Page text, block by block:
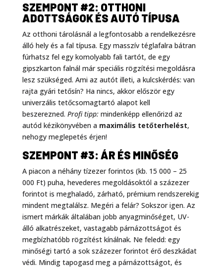
SZEMPONT #2: OTTHONI
ADOTTSÁGOK ÉS AUTÓ TÍPUSA
Az otthoni tárolásnál a legfontosabb a rendelkezésre
álló hely és a fal típusa. Egy masszív téglafalra bátran
fúrhatsz fel egy komolyabb fali tartót, de egy
gipszkarton falnál már speciális rögzítési megoldásra
lesz szükséged. Ami az autót illeti, a kulcskérdés: van
rajta gyári tetősín? Ha nincs, akkor először egy
univerzális tetőcsomagtartó alapot kell
beszerezned. Profi tipp:mindenképp ellenőrizd az
autód kézikönyvében a maximális tetőterhelést,
nehogy meglepetés érjen!
SZEMPONT #3: ÁR ÉS MINŐSÉG
A piacon a néhány tízezer forintos (kb. 15 000 – 25
000 Ft) puha, hevederes megoldásoktól a százezer
forintot is meghaladó, zárható, prémium rendszerekig
mindent megtalálsz. Megéri a felár? Sokszor igen. Az
ismert márkák általában jobb anyagminőséget, UV-
álló alkatrészeket, vastagabb párnázottságot és
megbízhatóbb rögzítést kínálnak. Ne feledd: egy
minőségi tartó a sok százezer forintot érő deszkádat
védi. Mindig tapogasd meg a párnázottságot, és